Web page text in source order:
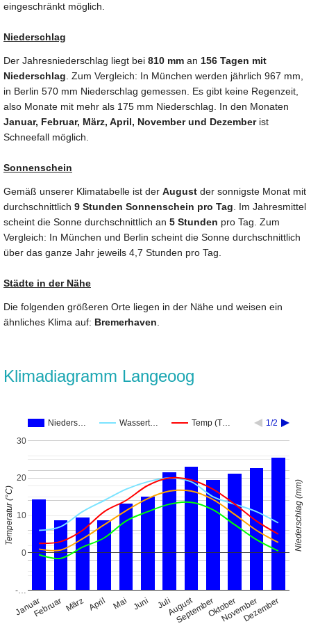
eingeschränkt möglich.
Niederschlag
Der Jahresniederschlag liegt bei 810 mm an 156 Tagen mit
Niederschlag . Zum Vergleich: In München werden jährlich 967 mm,
in Berlin 570 mm Niederschlag gemessen. Es gibt keine Regenzeit,
also Monate mit mehr als 175 mm Niederschlag. In den Monaten
Januar, Februar, März, April, November und Dezemberist
Schneefall möglich.
Sonnenschein
Gemäß unserer Klimatabelle ist der August der sonnigste Monat mit
durchschnittlich 9 Stunden Sonnenschein pro Tag . Im Jahresmittel
scheint die Sonne durchschnittlich an 5 Stunden pro Tag. Zum
Vergleich: In München und Berlin scheint die Sonne durchschnittlich
über das ganze Jahr jeweils 4,7 Stunden pro Tag.
Städte in der Nähe
Die folgenden größeren Orte liegen in der Nähe und weisen ein
ähnliches Klima auf: Bremerhaven
Klimadiagramm Langeoog
Nieders… Wassert… Temp (T… 1/2
JanuarFebruar März April Mai Juni JuliAugust
SeptemberOktober
NovemberDezember
-…
0
10
20
30
Temperatur (°C) Niederschlag (mm)